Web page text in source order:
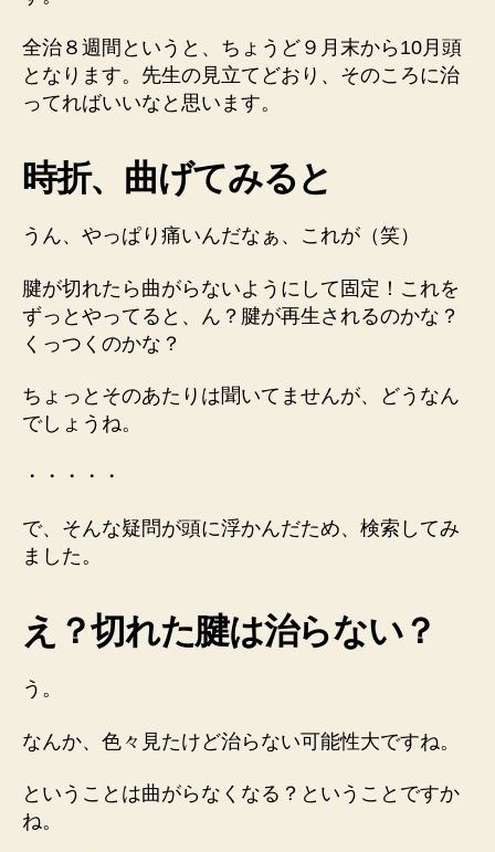
全治８週間というと、ちょうど９月末から10月頭
となります。先生の見立てどおり、そのころに治
ってればいいなと思います。
時折、曲げてみると
うん、やっぱり痛いんだなぁ、これが（笑）
腱が切れたら曲がらないようにして固定！これを
ずっとやってると、ん？腱が再生されるのかな？
くっつくのかな？
ちょっとそのあたりは聞いてませんが、どうなん
でしょうね。
・・・・・
で、そんな疑問が頭に浮かんだため、検索してみ
ました。
え？切れた腱は治らない？
う。
なんか、色々見たけど治らない可能性大ですね。
ということは曲がらなくなる？ということですか
ね。